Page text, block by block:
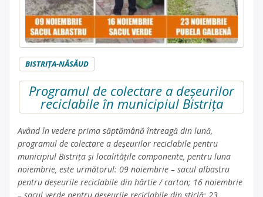
BISTRIŢA-NĂSĂUD
Programul de colectare a deșeurilor
reciclabile în municipiul Bistrița
Având în vedere prima săptămână întreagă din lună,
programul de colectare a deșeurilor reciclabile pentru
municipiul Bistrița și localitățile componente, pentru luna
noiembrie, este următorul: 09 noiembrie – sacul albastru
pentru deșeurile reciclabile din hârtie / carton; 16 noiembrie